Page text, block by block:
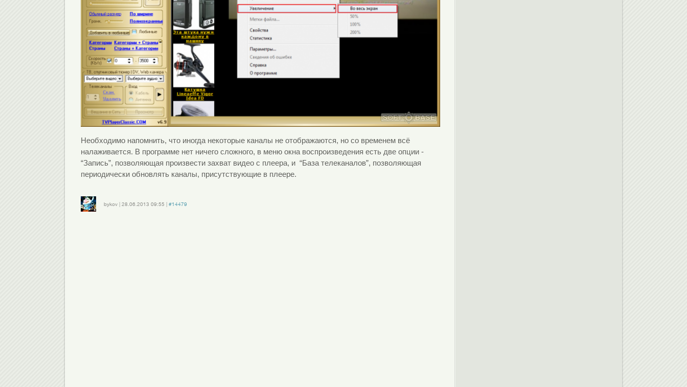
Необходимо напомнить, что иногда некоторые каналы не отображаются, но со временем всё
налаживается. В программе нет ничего сложного, в меню окна воспроизведения есть две опции -
“Запись”, позволяющая произвести захват видео с плеера, и “База телеканалов”, позволяющая
периодически обновлять каналы, присутствующие в плеере.
bykov| 28.06.2013 09:55
#14479